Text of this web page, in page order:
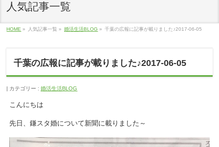
人気記事一覧
HOME » 人気記事一覧 » 婚活生活BLOG » 千葉の広報に記事が載りました♪2017-06-05
千葉の広報に記事が載りました♪2017-06-05
カテゴリー :婚活生活BLOG
こんにちは
先日、鎌スタ婚について新聞に載りました～